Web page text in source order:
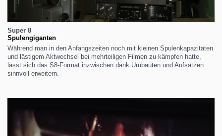
Super 8
Spulengiganten
Während man in den Anfangszeiten noch mit kleinen Spulenkapazitäten
und lästigem Aktwechsel bei mehrteiligen Filmen zu kämpfen hatte,
lässt sich das S8-Format inzwischen dank Umbauten und Aufsätzen
sinnvoll erweitern.